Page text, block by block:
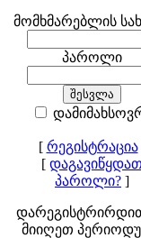
მომხმარებლის
პაროლი
[ რეგისტრაცია
[ დაგავიწყდათ
პაროლი? ]
მიიღეთ